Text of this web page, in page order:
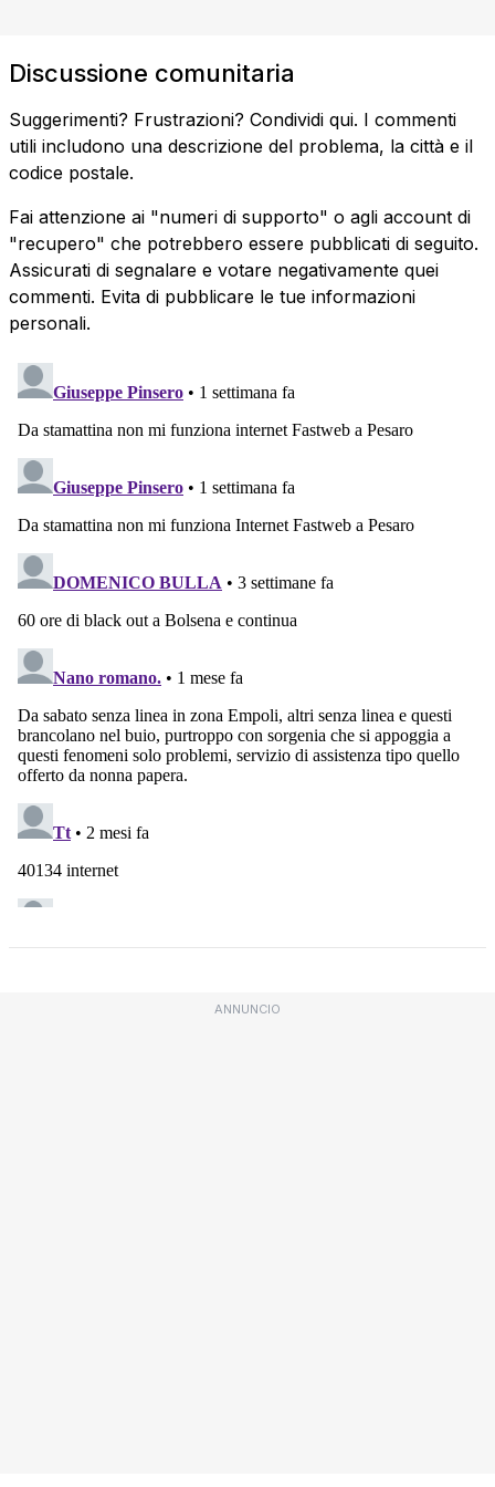
Discussione comunitaria
Suggerimenti? Frustrazioni? Condividi qui. I commenti
utili includono una descrizione del problema, la città e il
codice postale.
Fai attenzione ai "numeri di supporto" o agli account di
"recupero" che potrebbero essere pubblicati di seguito.
Assicurati di segnalare e votare negativamente quei
commenti. Evita di pubblicare le tue informazioni
personali.
ANNUNCIO